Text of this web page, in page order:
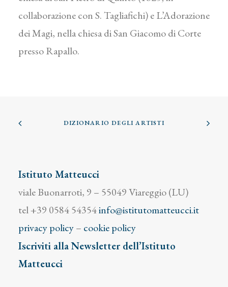
collaborazione con S. Tagliafichi) e L’Adorazione
dei Magi, nella chiesa di San Giacomo di Corte
presso Rapallo.
DIZIONARIO DEGLI ARTISTI
Istituto Matteucci
viale Buonarroti, 9 – 55049 Viareggio (LU)
tel +39 0584 54354info@istitutomatteucci.it
privacy policy– cookie policy
Iscriviti alla Newsletter dell’Istituto
Matteucci